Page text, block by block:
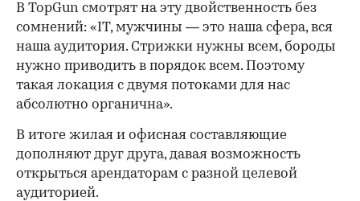
В TopGun смотрят на эту двойственность без
сомнений: «IT, мужчины — это наша сфера, вся
наша аудитория. Стрижки нужны всем, бороды
нужно приводить в порядок всем. Поэтому
такая локация с двумя потоками для нас
абсолютно органична».
В итоге жилая и офисная составляющие
дополняют друг друга, давая возможность
открыться арендаторам с разной целевой
аудиторией.